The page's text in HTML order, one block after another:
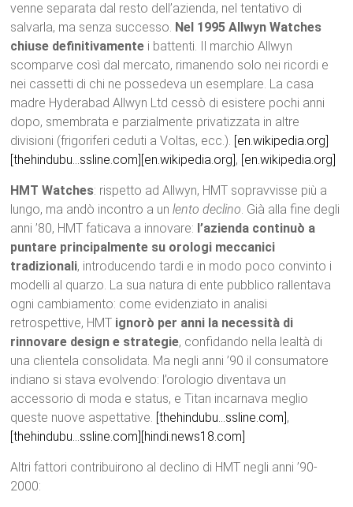
venne separata dal resto dell’azienda, nel tentativo di
salvarla, ma senza successo. Nel 1995 Allwyn Watches
chiuse definitivamente i battenti. Il marchio Allwyn
scomparve così dal mercato, rimanendo solo nei ricordi e
nei cassetti di chi ne possedeva un esemplare. La casa
madre Hyderabad Allwyn Ltd cessò di esistere pochi anni
dopo, smembrata e parzialmente privatizzata in altre
divisioni (frigoriferi ceduti a Voltas, ecc.). [en.wikipedia.org]
[thehindubu…ssline.com] [en.wikipedia.org], [en.wikipedia.org]
HMT Watches: rispetto ad Allwyn, HMT sopravvisse più a
lungo, ma andò incontro a unlento declino. Già alla fine degli
anni ’80, HMT faticava a innovare: l’azienda continuò a
puntare principalmente su orologi meccanici
tradizionali, introducendo tardi e in modo poco convinto i
modelli al quarzo. La sua natura di ente pubblico rallentava
ogni cambiamento: come evidenziato in analisi
retrospettive, HMT ignorò per anni la necessità di
rinnovare design e strategie, confidando nella lealtà di
una clientela consolidata. Ma negli anni ’90 il consumatore
indiano si stava evolvendo: l’orologio diventava un
accessorio di moda e status, e Titan incarnava meglio
queste nuove aspettative. [thehindubu…ssline.com],
[thehindubu…ssline.com] [hindi.news18.com]
Altri fattori contribuirono al declino di HMT negli anni ’90-
2000: